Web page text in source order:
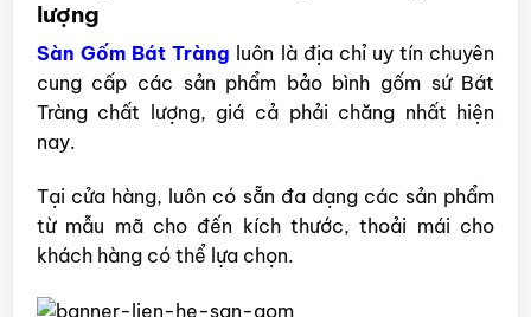
lượng
Sàn Gốm Bát Tràng luôn là địa chỉ uy tín chuyên
cung cấp các sản phẩm bảo bình gốm sứ Bát
Tràng chất lượng, giá cả phải chăng nhất hiện
nay.
Tại cửa hàng, luôn có sẵn đa dạng các sản phẩm
từ mẫu mã cho đến kích thước, thoải mái cho
khách hàng có thể lựa chọn.